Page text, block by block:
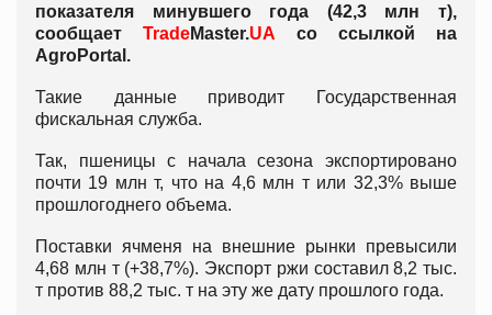
показателя минувшего года (42,3 млн т),
сообщаетTradeMaster.UA со ссылкой на
AgroPortal.
Такие данные приводит Государственная
фискальная служба.
Так, пшеницы с начала сезона экспортировано
почти 19 млн т, что на 4,6 млн т или 32,3% выше
прошлогоднего объема.
Поставки ячменя на внешние рынки превысили
4,68 млн т (+38,7%). Экспорт ржи составил 8,2 тыс.
т против 88,2 тыс. т на эту же дату прошлого года.